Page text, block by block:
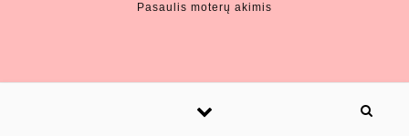
Pasaulis moterų akimis